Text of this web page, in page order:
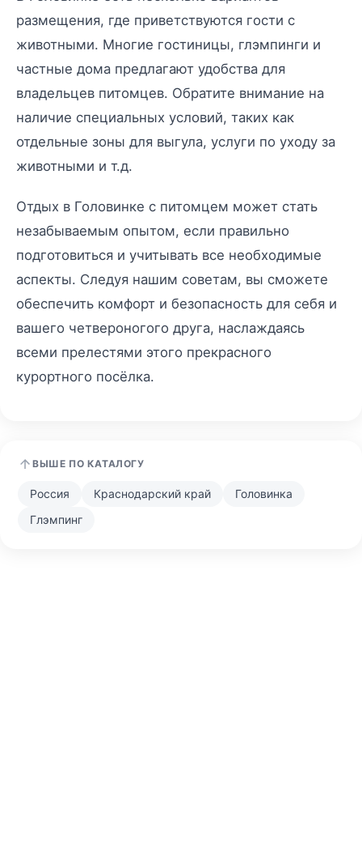
размещения, где приветствуются гости с
животными. Многие гостиницы, глэмпинги и
частные дома предлагают удобства для
владельцев питомцев. Обратите внимание на
наличие специальных условий, таких как
отдельные зоны для выгула, услуги по уходу за
животными и т.д.
Отдых в Головинке с питомцем может стать
незабываемым опытом, если правильно
подготовиться и учитывать все необходимые
аспекты. Следуя нашим советам, вы сможете
обеспечить комфорт и безопасность для себя и
вашего четвероногого друга, наслаждаясь
всеми прелестями этого прекрасного
курортного посёлка.
ВЫШЕ ПО КАТАЛОГУ
Россия Краснодарский край
Головинка
Глэмпинг